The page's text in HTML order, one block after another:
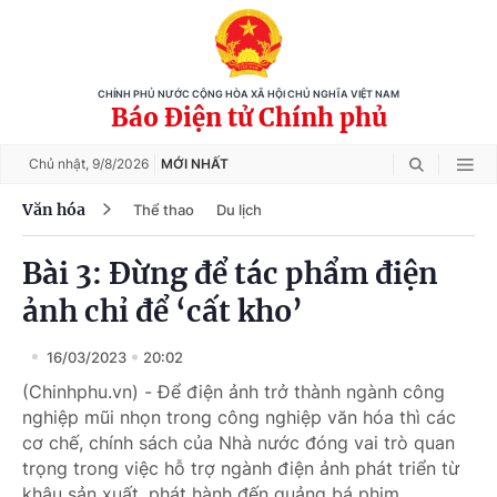
CHÍNH PHỦ NƯỚC CỘNG HÒA XÃ HỘI CHỦ NGHĨA VIỆT NAM
Báo Điện tử Chính phủ
Chủ nhật, 9/8/2026 MỚI NHẤT
Văn hóa Thể thao Du lịch
Bài 3: Đừng để tác phẩm điện
ảnh chỉ để ‘cất kho’
16/03/2023 20:02
(Chinhphu.vn) - Để điện ảnh trở thành ngành công
nghiệp mũi nhọn trong công nghiệp văn hóa thì các
cơ chế, chính sách của Nhà nước đóng vai trò quan
trọng trong việc hỗ trợ ngành điện ảnh phát triển từ